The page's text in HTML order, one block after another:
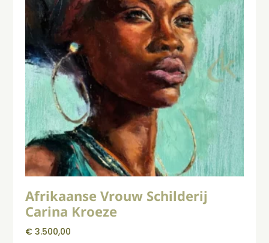
Afrikaanse Vrouw Schilderij
Carina Kroeze
€ 3.500,00